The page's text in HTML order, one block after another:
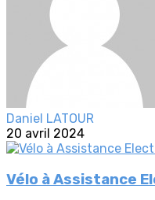
Daniel LATOUR
20 avril 2024
Vélo à Assistance